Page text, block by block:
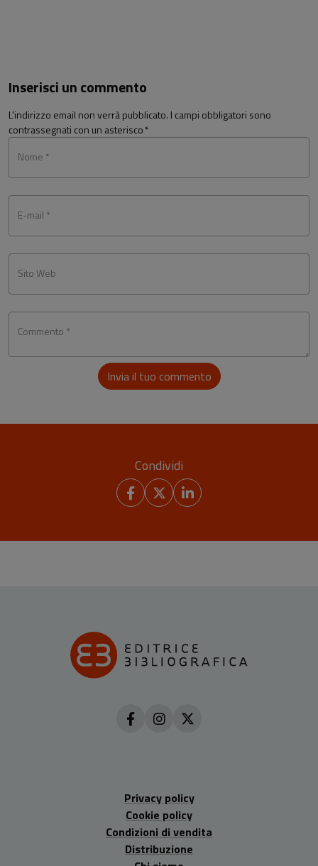
Inserisci un commento
L'indirizzo email non verrà pubblicato. I campi obbligatori sono
contrassegnati con un asterisco*
Nome *
E-mail *
Sito Web
Commento *
Invia il tuo commento
Condividi
Privacy policy
Cookie policy
Condizioni di vendita
Distribuzione